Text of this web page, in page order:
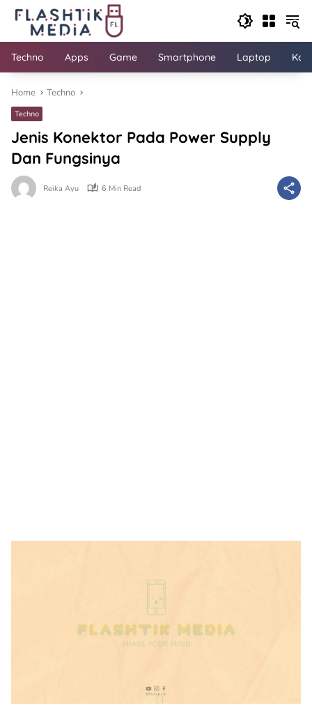
Skip
content
Techno Apps Game Smartphone Laptop
Home Techno
Techno
Jenis Konektor Pada Power Supply
Dan Fungsinya
Reika Ayu 6 Min Read